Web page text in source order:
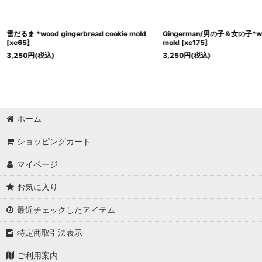
雪だるま *wood gingerbread cookie mold
[xc65]
3,250円(税込)
Gingerman/男の子＆女の子
mold [xc175]
3,250円(税込)
ホーム
ショッピングカート
マイページ
お気に入り
最近チェックしたアイテム
特定商取引法表示
ご利用案内